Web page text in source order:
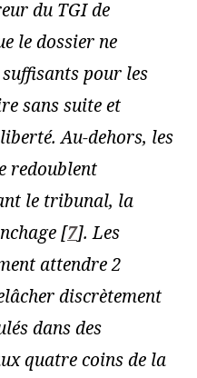
du TGI de
le dossier ne
pour les
sans suite et
Au-dehors, les
redoublent
le tribunal, la
[7]. Les
attendre 2
discrètement
dans des
quatre coins de la